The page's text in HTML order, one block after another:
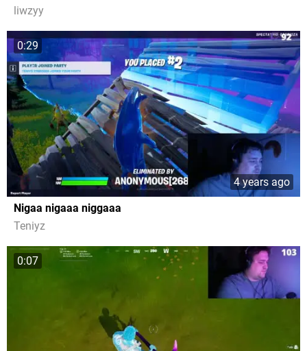
liwzyy
0:29
4 years ago
Nigaa nigaaa niggaaa
Teniyz
0:07